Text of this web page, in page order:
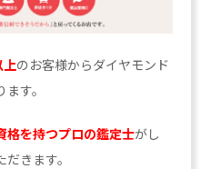
のお客様からダイヤモンド
す。
格を持つプロの鑑定士がし
きます。